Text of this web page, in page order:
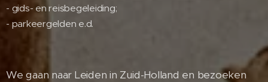
- gids- en reisbegeleiding;
- parkeergelden e.d.
We gaan naar Leiden in Zuid-Holland en bezoeken